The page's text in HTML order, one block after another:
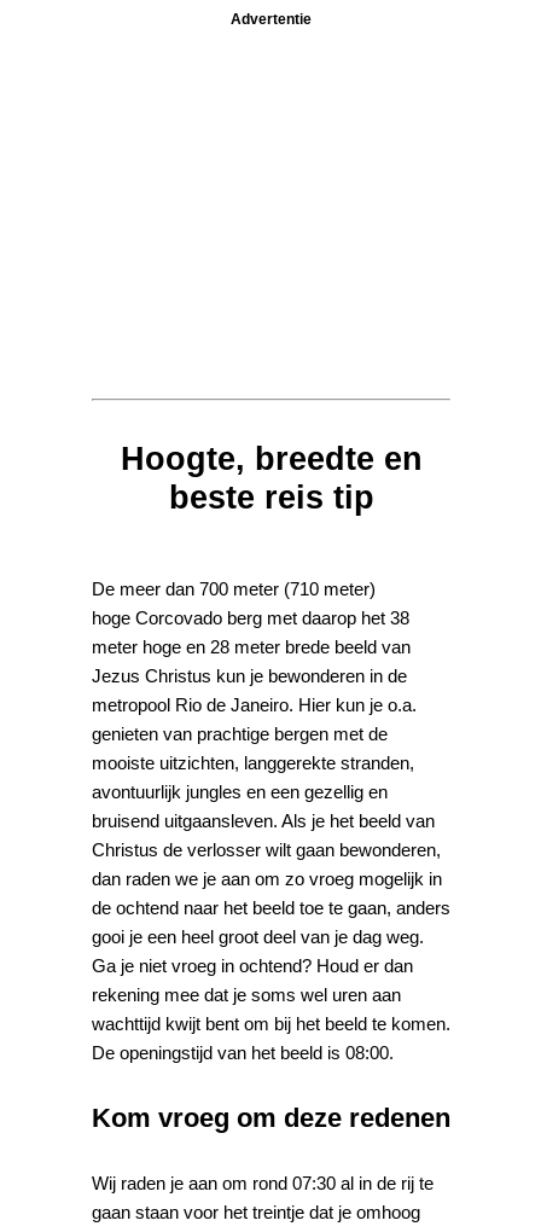
Advertentie
Hoogte, breedte en
beste reis tip
De meer dan 700 meter (710 meter)
hoge Corcovado berg met daarop het 38
meter hoge en 28 meter brede beeld van
Jezus Christus kun je bewonderen in de
metropool Rio de Janeiro. Hier kun je o.a.
genieten van prachtige bergen met de
mooiste uitzichten, langgerekte stranden,
avontuurlijk jungles en een gezellig en
bruisend uitgaansleven. Als je het beeld van
Christus de verlosser wilt gaan bewonderen,
dan raden we je aan om zo vroeg mogelijk in
de ochtend naar het beeld toe te gaan, anders
gooi je een heel groot deel van je dag weg.
Ga je niet vroeg in ochtend? Houd er dan
rekening mee dat je soms wel uren aan
wachttijd kwijt bent om bij het beeld te komen.
De openingstijd van het beeld is 08:00.
Kom vroeg om deze redenen
Wij raden je aan om rond 07:30 al in de rij te
gaan staan voor het treintje dat je omhoog